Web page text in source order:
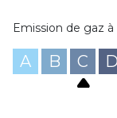
Emission de gaz
A B C D